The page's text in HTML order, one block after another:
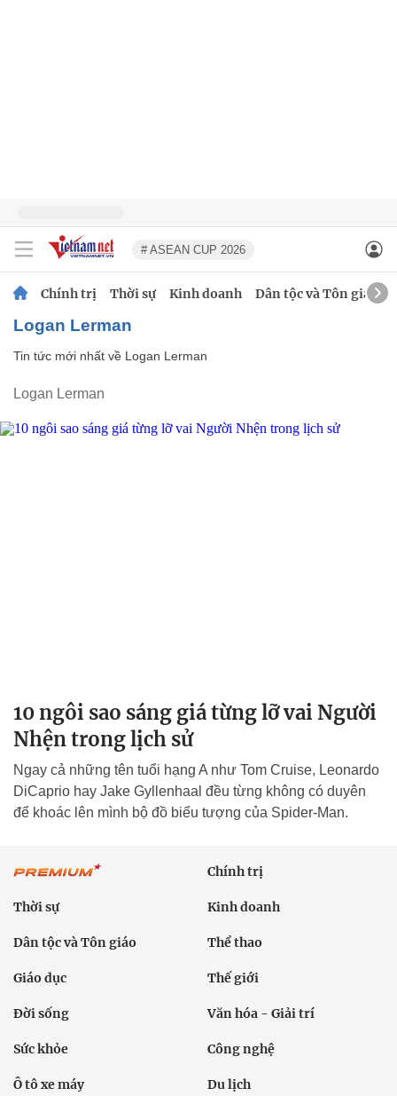
# ASEAN CUP 2026
Chính trị Thời sự Kinh doanh Dân tộc và Tôn giáo
Logan Lerman
Tin tức mới nhất về Logan Lerman
Logan Lerman
10 ngôi sao sáng giá từng lỡ vai Người
Nhện trong lịch sử
Ngay cả những tên tuổi hạng A như Tom Cruise, Leonardo
DiCaprio hay Jake Gyllenhaal đều từng không có duyên
để khoác lên mình bộ đồ biểu tượng của Spider-Man.
Chính trị
Thời sự Kinh doanh
Dân tộc và Tôn giáo Thể thao
Giáo dục Thế giới
Đời sống Văn hóa - Giải trí
Sức khỏe Công nghệ
Ô tô xe máy Du lịch